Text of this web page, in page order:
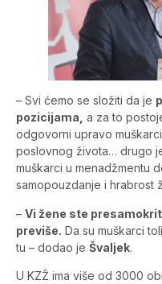
– Svi ćemo se složiti da je
pozicijama, a za to
odgovorni upravo
poslovnog života… drugo
muškarci u menadžmentu
samopouzdanje i hrabrost
– Vi žene ste
previše. Da su muškarci
tu – dodao je Švaljek.
U KZŽ ima više od 3000